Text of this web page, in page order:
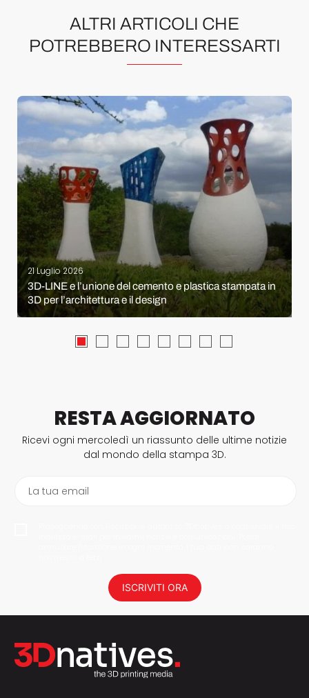
ALTRI ARTICOLI CHE
POTREBBERO INTERESSARTI
21 Luglio 2026
3D-LINE e l’unione del cemento e plastica stampata in
3D per l’architettura e il design
RESTA AGGIORNATO
Ricevi ogni mercoledì un riassunto delle ultime notizie
dal mondo della stampa 3D.
La tua email
ISCRIVITI ORA